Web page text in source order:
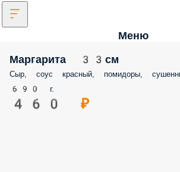
Меню
Маргарита 33см
Сыр, соус красный, помидоры,
690 г.
460 ₽